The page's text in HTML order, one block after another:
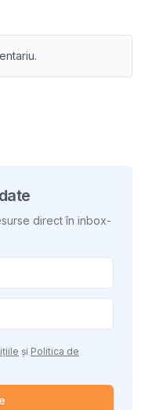
direct în inbox-
și Politica de